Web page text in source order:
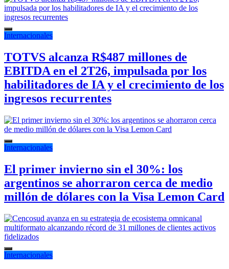
Internacionales
TOTVS alcanza R$487 millones de
EBITDA en el 2T26, impulsada por los
habilitadores de IA y el crecimiento de los
ingresos recurrentes
Internacionales
El primer invierno sin el 30%: los
argentinos se ahorraron cerca de medio
millón de dólares con la Visa Lemon Card
Internacionales